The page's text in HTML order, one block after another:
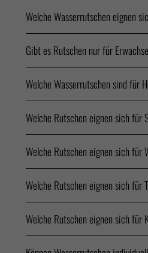
Welche Wasserrutschen eignen
Gibt es Rutschen nur für
Welche Wasserrutschen sind für
Welche Rutschen eignen sich für
Welche Rutschen eignen sich für
Welche Rutschen eignen sich für
Welche Rutschen eignen sich für